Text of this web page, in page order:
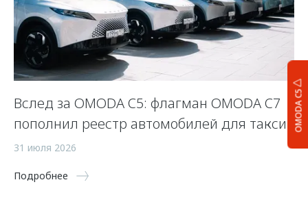
OMODA C5
Вслед за OMODA C5: флагман OMODA C7
пополнил реестр автомобилей для такси
31 июля 2026
Подробнее